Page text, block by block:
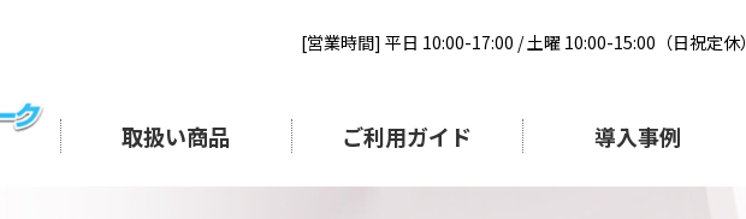
[営業時間] 平日 10:00-17:00 / 土曜 10:00-15:00（日祝定休）
取扱い商品 ご利用ガイド 導入事例